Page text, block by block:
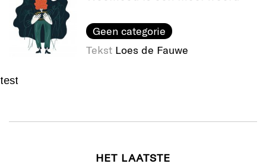
Geen categorie
Tekst Loes de Fauwe
test
HET LAATSTE